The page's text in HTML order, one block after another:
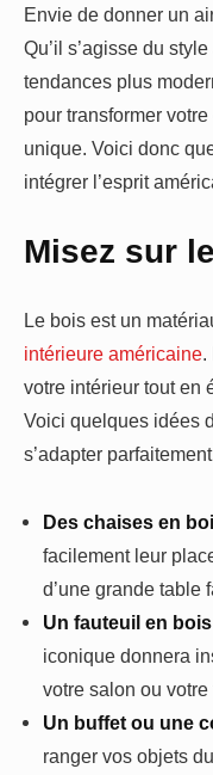
Envie de donner un
Qu’il s’agisse du
tendances plus
pour transformer
unique. Voici donc
intégrer l’esprit
Misez sur
Le bois est un
intérieure américaine.
votre intérieur tout en
Voici quelques idées
s’adapter
Des chaises en
facilement leur
d’une grande table
Un fauteuil en
iconique donnera
votre salon ou votre
Un buffet ou une
ranger vos objets